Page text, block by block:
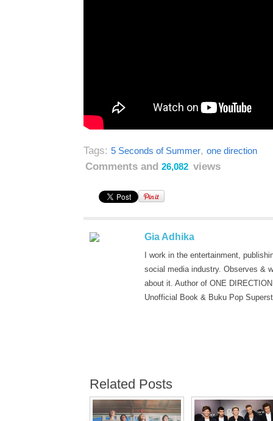
Tags: 5 Seconds of Summer, one direction
Comments and 26,082 views
Gia Adhika
I work in the entertainment,
social media industry. Observes &
about it. Author of ONE
Unofficial Book & Buku Pop
Related Posts